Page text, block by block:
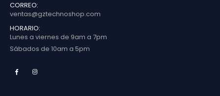
CORREO:
ventas@gztechnoshop.com
HORARIO:
Lunes a viernes de 9am a 7pm
Sábados de 10am a 5pm